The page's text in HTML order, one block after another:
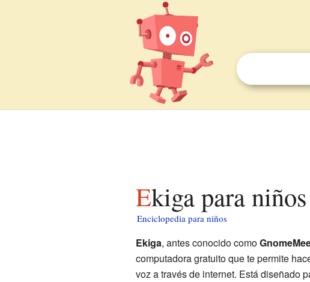
Ekiga para niños
Enciclopedia para niños
Ekiga, antes conocido como
computadora gratuito que te permite
voz a través de internet. Está diseñado